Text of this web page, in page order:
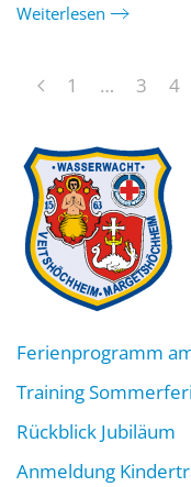
Weiterlesen
1 … 3 4
Ferienprogramm
Training
Rückblick Jubiläum
Anmeldung